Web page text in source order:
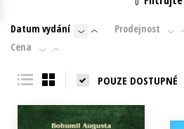
Datum vydání Prodejnost
Cena
POUZE DOSTUPNÉ